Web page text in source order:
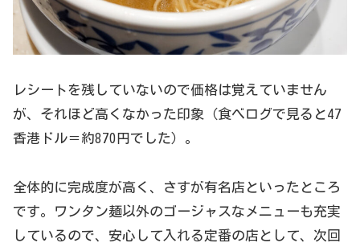
レシートを残していないので価格は覚えていません
が、それほど高くなかった印象（食べログで見ると47
香港ドル＝約870円でした）。
全体的に完成度が高く、さすが有名店といったところ
です。ワンタン麺以外のゴージャスなメニューも充実
しているので、安心して入れる定番の店として、次回